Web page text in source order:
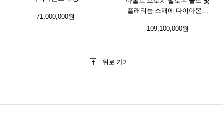
71,000,000원
플래티늄 소재에 다이아몬드
109,100,000원
위로 가기